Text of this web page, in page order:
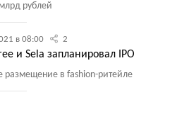
рублей
в 08:00 2
и Sela запланировал IPO
размещение в fashion-ритейле